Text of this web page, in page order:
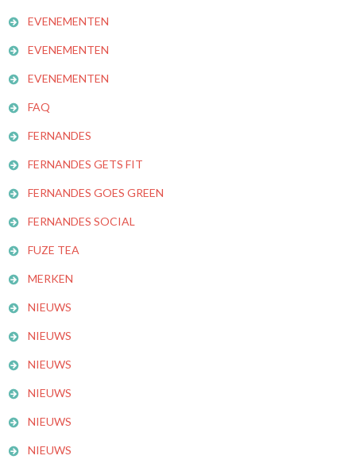
EVENEMENTEN
EVENEMENTEN
EVENEMENTEN
FAQ
FERNANDES
FERNANDES GETS FIT
FERNANDES GOES GREEN
FERNANDES SOCIAL
FUZE TEA
MERKEN
NIEUWS
NIEUWS
NIEUWS
NIEUWS
NIEUWS
NIEUWS